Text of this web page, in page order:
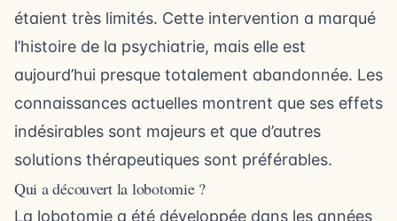
étaient très limités. Cette intervention a marqué
l’histoire de la psychiatrie, mais elle est
aujourd’hui presque totalement abandonnée. Les
connaissances actuelles montrent que ses effets
indésirables sont majeurs et que d’autres
solutions thérapeutiques sont préférables.
Qui a découvert la lobotomie ?
La lobotomie a été développée dans les années